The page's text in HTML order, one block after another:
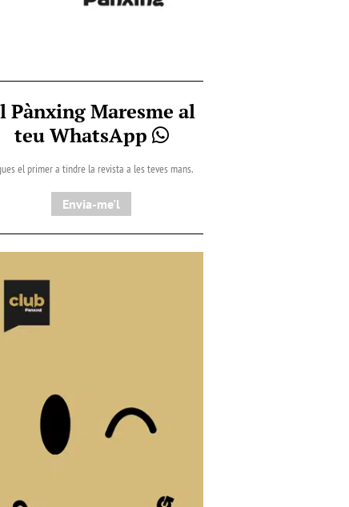
Pànxing Maresme al
teu WhatsApp
el primer a tindre la revista a les teves mans.
Envia-me'l